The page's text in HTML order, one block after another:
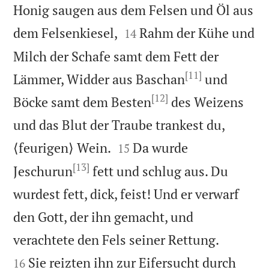
Honig saugen aus dem Felsen und Öl aus
dem Felsenkiesel, 

14 Rahm der Kühe und
Milch der Schafe samt dem Fett der
Lämmer, Widder aus Baschan[11] und
Böcke samt dem Besten[12] des Weizens
und das Blut der Traube trankest du,
⟨feurigen⟩ Wein. 

15 Da wurde
Jeschurun[13] fett und schlug aus. Du
wurdest fett, dick, feist! Und er verwarf
den Gott, der ihn gemacht, und
verachtete den Fels seiner Rettung.
16 Sie reizten ihn zur Eifersucht durch